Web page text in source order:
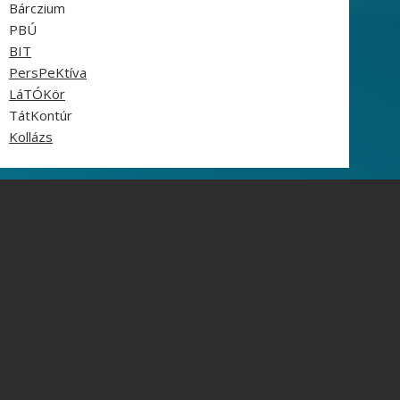
Bárczium
PBÚ
BIT
PersPeKtíva
LáTÓKör
TátKontúr
Kollázs